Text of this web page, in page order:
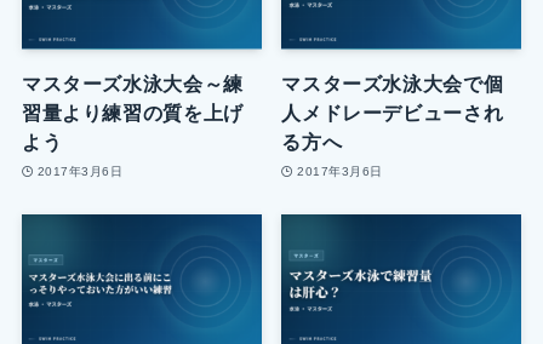
マスターズ水泳大会～練
習量より練習の質を上げ
よう
2017年3月6日
マスターズ水泳大会で個
人メドレーデビューされ
る方へ
2017年3月6日